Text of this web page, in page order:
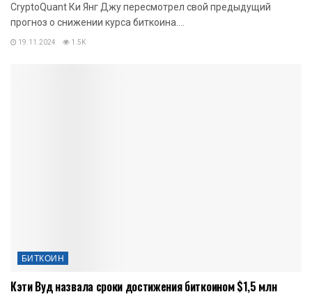
CryptoQuant Ки Янг Джу пересмотрел свой предыдущий
прогноз о снижении курса биткоина....
19.11.2024 1.5K
БИТКОИН
Кэти Вуд назвала сроки достижения биткоином $1,5 млн